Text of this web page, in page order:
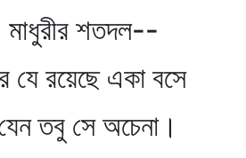
শতদল--
রয়েছে একা বসে
সে অচেনা।